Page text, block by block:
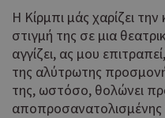
Η Κίρμπι μάς χαρίζει
στιγμή της σε μια
αγγίζει, ας μου
της αλύτρωτης
της, ωστόσο, θολώνει